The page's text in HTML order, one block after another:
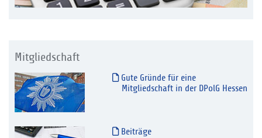
Mitgliedschaft
Gute Gründe für eine
Mitgliedschaft in der DPolG Hessen
Beiträge